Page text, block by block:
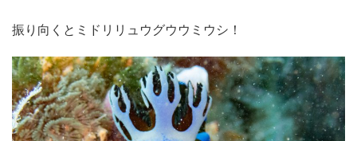
振り向くとミドリリュウグウウミウシ！